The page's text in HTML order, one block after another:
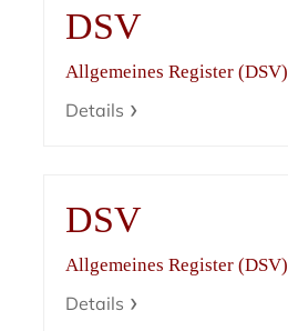
DSV
Allgemeines Register (DSV)
Details
DSV
Allgemeines Register (DSV)
Details